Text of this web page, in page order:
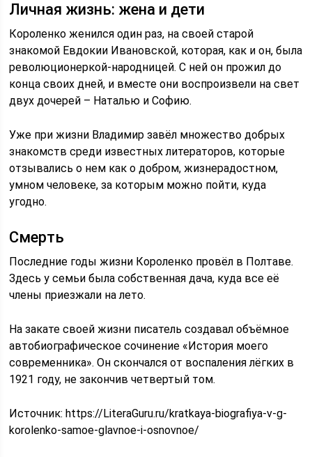
Личная жизнь: жена и дети
Короленко женился один раз, на своей старой
знакомой Евдокии Ивановской, которая, как и он, была
революционеркой-народницей. С ней он прожил до
конца своих дней, и вместе они воспроизвели на свет
двух дочерей – Наталью и Софию.
Уже при жизни Владимир завёл множество добрых
знакомств среди известных литераторов, которые
отзывались о нем как о добром, жизнерадостном,
умном человеке, за которым можно пойти, куда
угодно.
Смерть
Последние годы жизни Короленко провёл в Полтаве.
Здесь у семьи была собственная дача, куда все её
члены приезжали на лето.
На закате своей жизни писатель создавал объёмное
автобиографическое сочинение «История моего
современника». Он скончался от воспаления лёгких в
1921 году, не закончив четвертый том.
Источник:https://LiteraGuru.ru/kratkaya-biografiya-v-g-
korolenko-samoe-glavnoe-i-osnovnoe/